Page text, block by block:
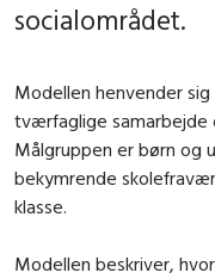
socialområdet.
Modellen henvender
tvær­faglige samarbejde
Målgruppen er børn og
bekymrende
klasse.
Modellen beskriver,